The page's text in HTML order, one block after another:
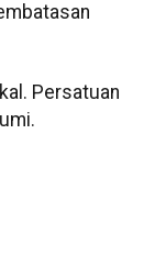
Persatuan